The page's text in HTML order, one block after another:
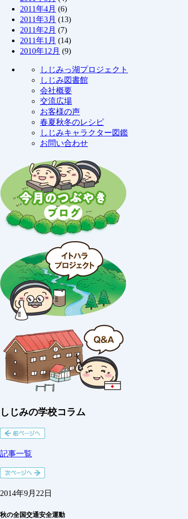
2011年4月 (6)
2011年3月 (13)
2011年2月 (7)
2011年1月 (14)
2010年12月 (9)
しじみっ湖プロジェクト
しじみ図書館
会社概要
交流広場
お客様の声
春夏秋冬のレシピ
しじみキャラクター図鑑
お問い合わせ
しじみの学校コラム
記事一覧
2014年9月22日
秋の全国交通安全運動